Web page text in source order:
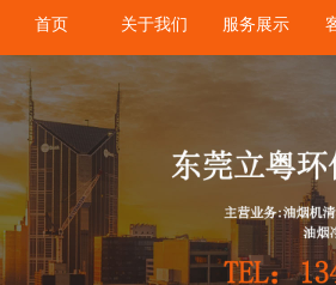
首页 关于我们 服务展示